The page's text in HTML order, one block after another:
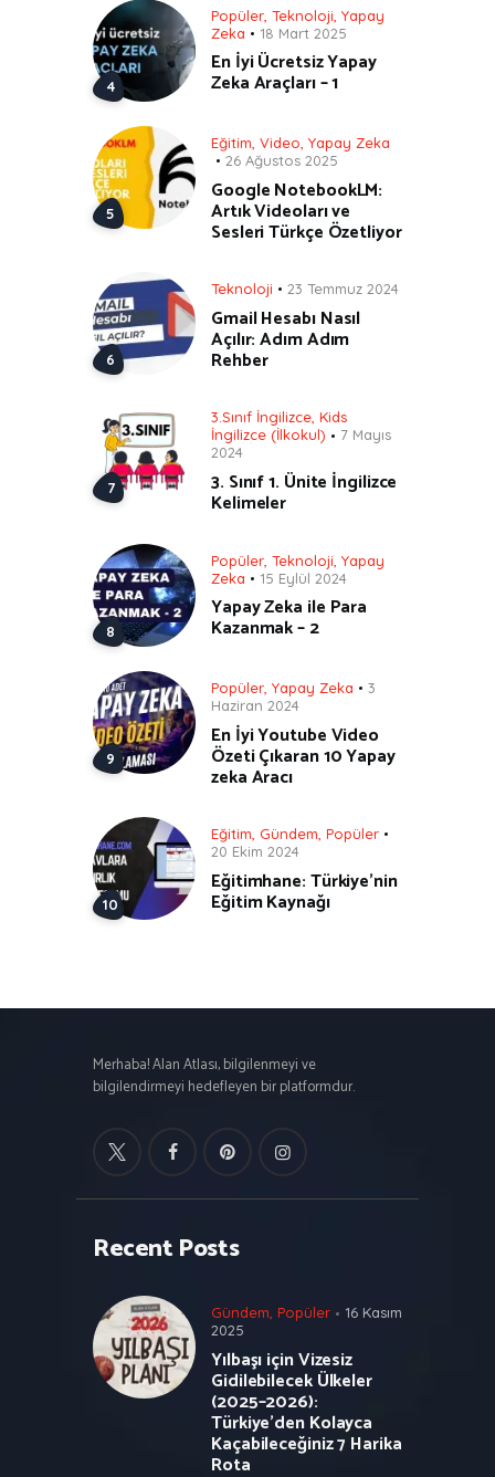
Popüler Teknoloji Yapay
Zeka
18 Mart 2025
En İyi Ücretsiz Yapay
Zeka Araçları – 1
Eğitim Video Yapay Zeka
26 Ağustos 2025
Google NotebookLM:
Artık Videoları ve
Sesleri Türkçe Özetliyor
Teknoloji 23 Temmuz 2024
Gmail Hesabı Nasıl
Açılır: Adım Adım
Rehber
3.Sınıf İngilizce, Kids
İngilizce (İlkokul)
7 Mayıs
2024
3. Sınıf 1. Ünite İngilizce
Kelimeler
Popüler Teknoloji Yapay
Zeka
15 Eylül 2024
Yapay Zeka ile Para
Kazanmak – 2
Popüler Yapay Zeka
3
Haziran 2024
En İyi Youtube Video
Özeti Çıkaran 10 Yapay
zeka Aracı
Eğitim Gündem Popüler
20 Ekim 2024
Eğitimhane: Türkiye’nin
Eğitim Kaynağı
Merhaba! Alan Atlası, bilgilenmeyi ve
bilgilendirmeyi hedefleyen bir platformdur.
Recent Posts
Gündem, Popüler
16 Kasım
2025
Yılbaşı için Vizesiz
Gidilebilecek Ülkeler
(2025–2026):
Türkiye’den Kolayca
Kaçabileceğiniz 7 Harika
Rota